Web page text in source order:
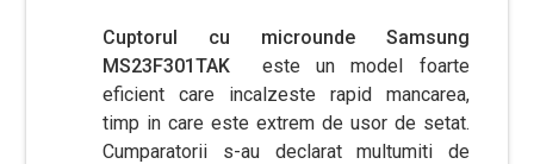
Cuptorul cu microunde Samsung
MS23F301TAK este un model foarte
eficient care incalzeste rapid mancarea,
timp in care este extrem de usor de setat.
Cumparatorii s-au declarat multumiti de